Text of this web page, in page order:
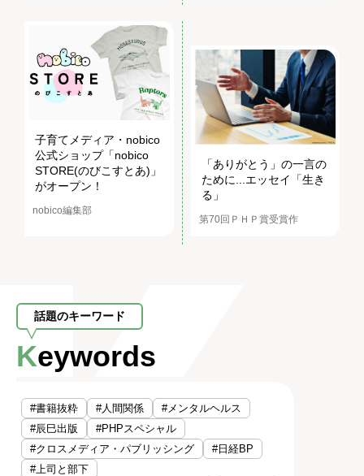
子育てメディア・nobico
公式ショップ「nobico
STORE(のびこすとあ)」
がオープン！
nobico編集部
「ありがとう」の一言の
ために...エッセイ「生き
る」
第70回ＰＨＰ賞受賞作
話題のキーワード
Keywords
#書籍抜粋 #人間関係
#メンタルヘルス
#辰巳出版
#PHPスペシャル
#クロスメディア・パブリッシング
#日経BP
#上司と部下